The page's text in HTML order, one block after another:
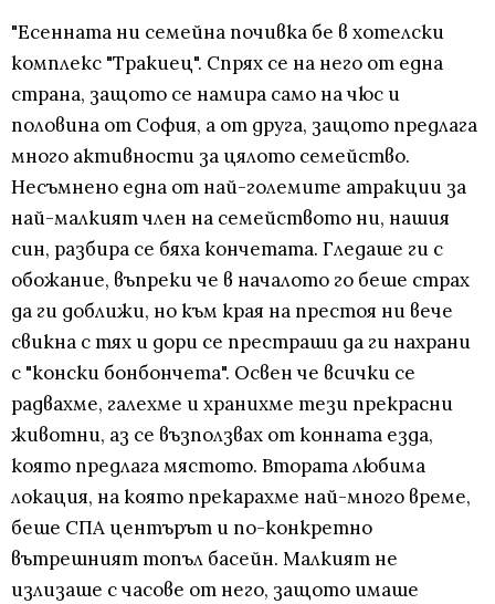
"Есенната ни семейна почивка бе в хотелски
комплекс "Тракиец". Спрях се на него от една
страна, защото се намира само на чюс и
половина от София, а от друга, защото предлага
много активности за цялото семейство.
Несъмнено една от най-големите атракции за
най-малкият член на семейството ни, нашия
син, разбира се бяха кончетата. Гледаше ги с
обожание, въпреки че в началото го беше страх
да ги доближи, но към края на престоя ни вече
свикна с тях и дори се престраши да ги нахрани
с "конски бонбончета". Освен че всички се
радвахме, галехме и хранихме тези прекрасни
животни, аз се възползвах от конната езда,
която предлага мястото. Втората любима
локация, на която прекарахме най-много време,
беше СПА центърът и по-конкретно
вътрешният топъл басейн. Малкият не
излизаше с часове от него, защото имаше